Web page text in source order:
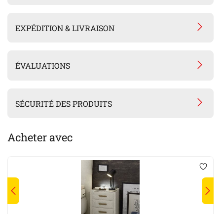
EXPÉDITION & LIVRAISON
ÉVALUATIONS
SÉCURITÉ DES PRODUITS
Acheter avec